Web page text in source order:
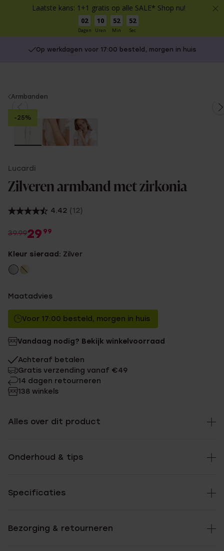
Laatste kans: 1+1 gratis op alle SALE* Shop nu!
02
Dagen
10
Uren
52
Min
52
Sec
Op werkdagen voor 17:00 besteld, morgen in huis
You
are
here:
Armbanden
-25%
Lucardi
Zilveren armband met zirkonia
4.42 (12)
39.9929 99
Kleur sieraad: Zilver
Maatadvies
Voor 17:00 besteld, morgen in huis
Vandaag nodig? Bekijk winkelvoorraad
Achteraf betalen
Gratis verzending vanaf €49
14 dagen retourneren
138 winkels
Alles over dit product
Onderhoud & tips
Specificaties
Bezorging & retourneren